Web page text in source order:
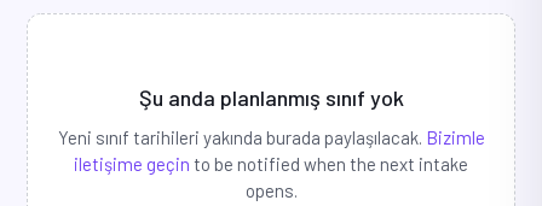
Şu anda planlanmış sınıf yok
Yeni sınıf tarihileri yakında burada paylaşılacak. Bizimle
iletişime geçin to be notified when the next intake
opens.